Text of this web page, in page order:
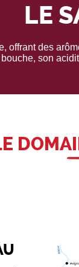
LE
offrant des
son